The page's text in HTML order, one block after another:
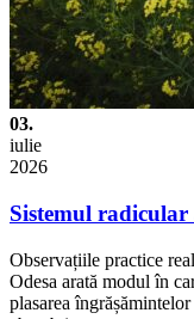
03.
iulie
2026
Sistemul
Observațiile practice
Odesa arată modul în
plasarea